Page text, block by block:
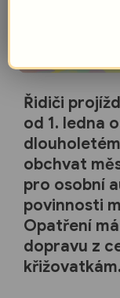
Řidiči
od 1. ledna
obchvat
pro osobní
povinnosti
Opatření
dopravu z
křižovatkám.